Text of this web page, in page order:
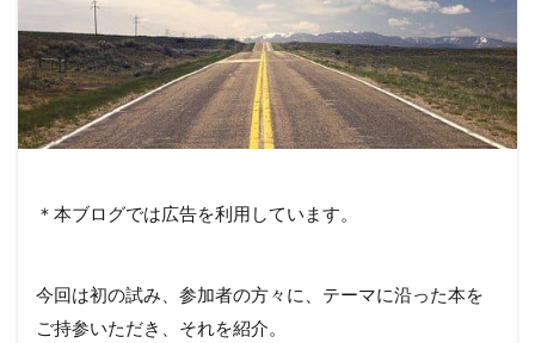
＊本ブログでは広告を利用しています。
今回は初の試み、参加者の方々に、テーマに沿った本を
ご持参いただき、それを紹介。